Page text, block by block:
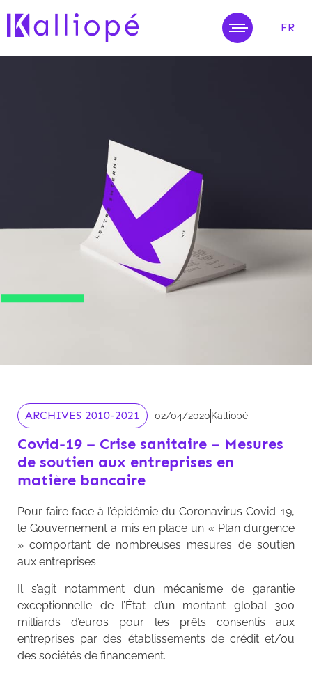
FR
ARCHIVES 2010-2021 02/04/2020 Kalliopé
Covid-19 – Crise sanitaire – Mesures
de soutien aux entreprises en
matière bancaire
Pour faire face à l’épidémie du Coronavirus Covid-19,
le Gouvernement a mis en place un « Plan d’urgence
» comportant de nombreuses mesures de soutien
aux entreprises.
Il s’agit notamment d’un mécanisme de garantie
exceptionnelle de l’État d’un montant global 300
milliards d’euros pour les prêts consentis aux
entreprises par des établissements de crédit et/ou
des sociétés de financement.